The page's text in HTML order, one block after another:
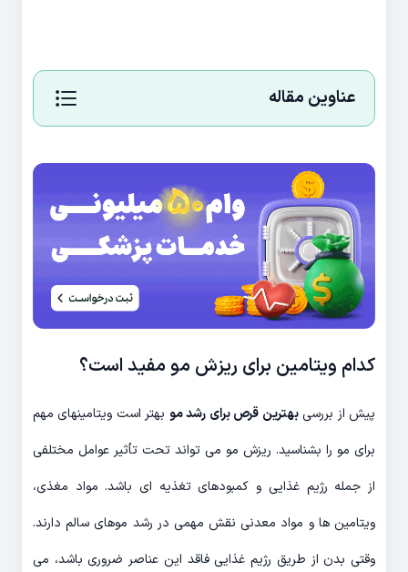
عناوین مقاله
کدام ویتامین برای ریزش مو مفید است؟
پیش از بررسیبهترین قرص برای رشد مو بهتر است ویتامینهای مهم
برای مو را بشناسید. ریزش مو می تواند تحت تأثیر عوامل مختلفی
از جمله رژیم غذایی و کمبودهای تغذیه ای باشد. مواد مغذی،
ویتامین ها و مواد معدنی نقش مهمی در رشد موهای سالم دارند.
وقتی بدن از طریق رژیم غذایی فاقد این عناصر ضروری باشد، می